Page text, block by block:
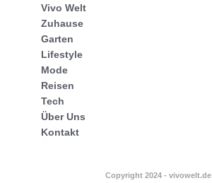
Vivo Welt
Zuhause
Garten
Lifestyle
Mode
Reisen
Tech
Über Uns
Kontakt
Copyright 2024 - vivowelt.de